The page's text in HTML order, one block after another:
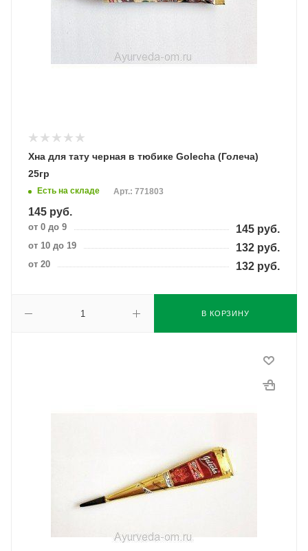
Хна для тату черная в тюбике Golecha (Голеча)
25гр
Есть на складе Арт.: 771803
145 руб.
от 0 до 9 145 руб.
от 10 до 19 132 руб.
от 20 132 руб.
В КОРЗИНУ